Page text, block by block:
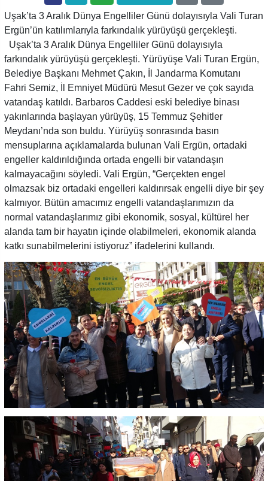
Uşak’ta 3 Aralık Dünya Engelliler Günü dolayısıyla Vali Turan
Ergün’ün katılımlarıyla farkındalık yürüyüşü gerçekleşti.
Uşak’ta 3 Aralık Dünya Engelliler Günü dolayısıyla
farkındalık yürüyüşü gerçekleşti. Yürüyüşe Vali Turan Ergün,
Belediye Başkanı Mehmet Çakın, İl Jandarma Komutanı
Fahri Semiz, İl Emniyet Müdürü Mesut Gezer ve çok sayıda
vatandaş katıldı. Barbaros Caddesi eski belediye binası
yakınlarında başlayan yürüyüş, 15 Temmuz Şehitler
Meydanı’nda son buldu. Yürüyüş sonrasında basın
mensuplarına açıklamalarda bulunan Vali Ergün, ortadaki
engeller kaldırıldığında ortada engelli bir vatandaşın
kalmayacağını söyledi. Vali Ergün, “Gerçekten engel
olmazsak biz ortadaki engelleri kaldırırsak engelli diye bir şey
kalmıyor. Bütün amacımız engelli vatandaşlarımızın da
normal vatandaşlarımız gibi ekonomik, sosyal, kültürel her
alanda tam bir hayatın içinde olabilmeleri, ekonomik alanda
katkı sunabilmelerini istiyoruz” ifadelerini kullandı.